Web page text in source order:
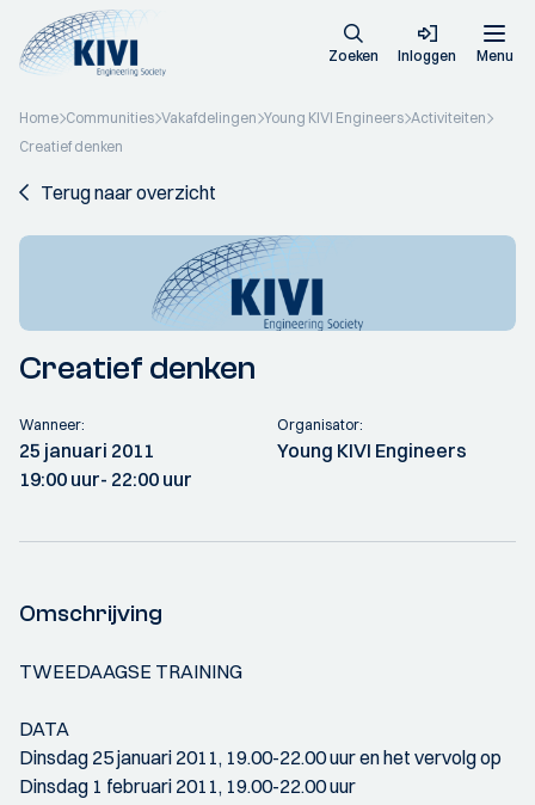
Zoeken Inloggen Menu
Home Communities Vakafdelingen Young KIVI Engineers Activiteiten
Creatief denken
Terug naar overzicht
Creatief denken
Wanneer:
25 januari 2011
19:00 uur- 22:00 uur
Organisator:
Young KIVI Engineers
Omschrijving
TWEEDAAGSE TRAINING
DATA
Dinsdag 25 januari 2011, 19.00-22.00 uur en het vervolg op
Dinsdag 1 februari 2011, 19.00-22.00 uur